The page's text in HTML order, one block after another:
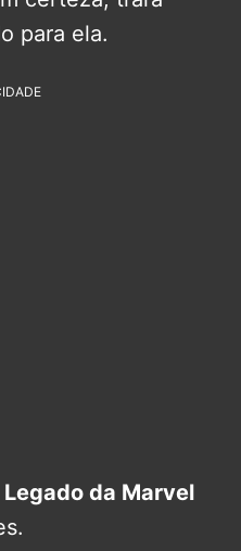
para ela.
Legado da Marvel